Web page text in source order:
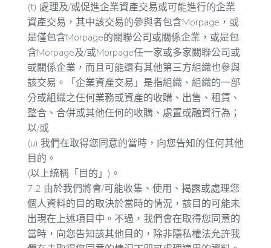
(t) 處理及/或促進企業資產交易或可能進行的企業
資產交易，其中該交易的參與者包含Morpage，或
是僅包含Morpage的關聯公司或關係企業，或是包
含Morpage及/或Morpage任一家或多家關聯公司或
或關係企業，而且可能還有其他第三方組織也參與
該交易。「企業資產交易」是指組織、組織的一部
分或組織之任何業務或資產的收購、出售、租賃、
整合、合併或其他任何的收購、處置或融資行為；
以/或
(u) 我們在取得您同意的當時，向您告知的任何其他
目的。
(以上統稱「目的」)。
7.2 由於我們將會/可能收集、使用、揭露或處理您
個人資料的目的取決於當時的情況，該目的可能未
出現在上述項目中。不過，我們會在取得您同意的
當時，向您告知該其他目的，除非隱私權法允許我